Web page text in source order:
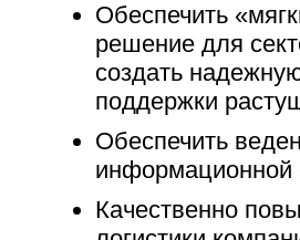
Обеспечить
решение для
создать
поддержки
Обеспечить
информационной
Качественно